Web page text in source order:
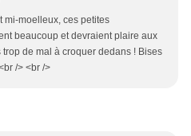
mi-moelleux, ces petites
beaucoup et devraient plaire aux
de mal à croquer dedans ! Bises
/> <br />